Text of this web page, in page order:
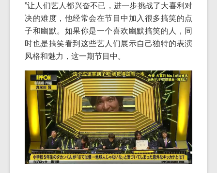
”让人们艺人都兴奋不已，进一步挑战了大喜利对
决的难度，他经常会在节目中加入很多搞笑的点
子和幽默。如果你是一个喜欢幽默搞笑的人，同
时也是搞笑看到这些艺人们展示自己独特的表演
风格和魅力，这一期节目中。